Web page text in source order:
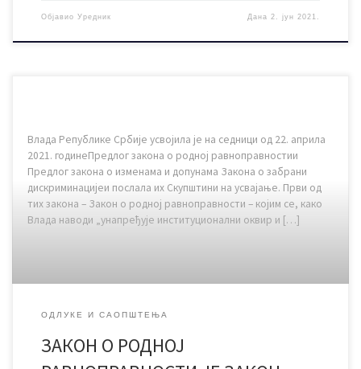
Објавио Уредник Дана 2. јун 2021.
Влада Републике Србије усвојила је на седници од 22. априла
2021. годинеПредлог закона о родној равноправностии
Предлог закона о изменама и допунама Закона о забрани
дискриминацијеи послала их Скупштини на усвајање. Први од
тих закона – Закон о родној равноправности – којим се, како
Влада наводи „унапређује институционални оквир и […]
ОДЛУКЕ И САОПШТЕЊА
ЗАКОН О РОДНОЈ